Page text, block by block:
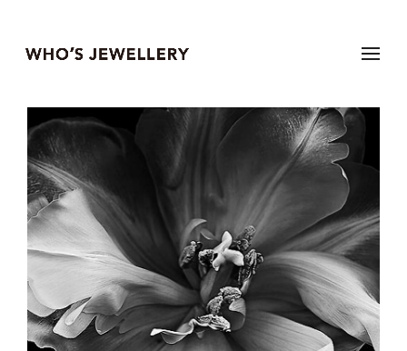
系列
分类
购物袋( 0)